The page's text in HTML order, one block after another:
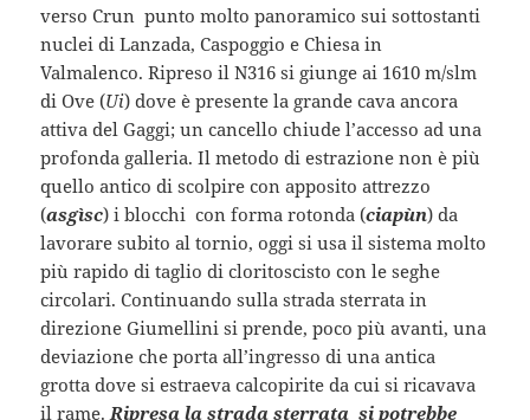
verso Crun punto molto panoramico sui sottostanti
nuclei di Lanzada, Caspoggio e Chiesa in
Valmalenco. Ripreso il N316 si giunge ai 1610 m/slm
di Ove (Ui) dove è presente la grande cava ancora
attiva del Gaggi; un cancello chiude l’accesso ad una
profonda galleria. Il metodo di estrazione non è più
quello antico di scolpire con apposito attrezzo
(asgìsc) i blocchi con forma rotonda (ciapùn) da
lavorare subito al tornio, oggi si usa il sistema molto
più rapido di taglio di cloritoscisto con le seghe
circolari. Continuando sulla strada sterrata in
direzione Giumellini si prende, poco più avanti, una
deviazione che porta all’ingresso di una antica
grotta dove si estraeva calcopirite da cui si ricavava
il rame. Ripresa la strada sterrata si potrebbe